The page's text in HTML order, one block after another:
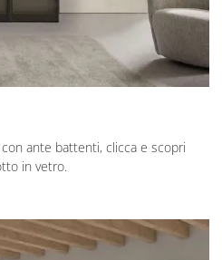
ante battenti, clicca e scopri
in vetro.